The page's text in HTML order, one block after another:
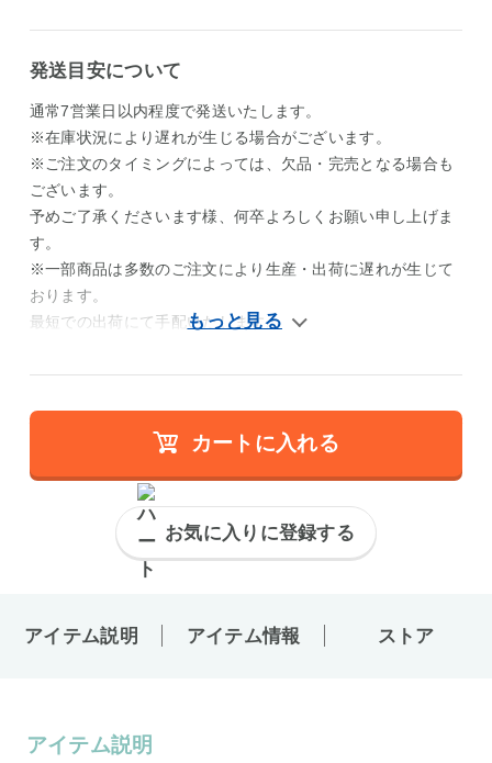
発送目安について
通常7営業日以内程度で発送いたします。
※在庫状況により遅れが生じる場合がございます。
※ご注文のタイミングによっては、欠品・完売となる場合も
ございます。
予めご了承くださいます様、何卒よろしくお願い申し上げま
す。
※一部商品は多数のご注文により生産・出荷に遅れが生じて
おります。
最短での出荷にて手配いたします。
カートに入れる
お気に入りに登録する
アイテム説明 アイテム情報 ストア
アイテム説明